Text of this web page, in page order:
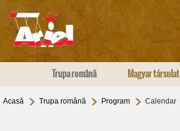
Trupa română Magyar társulat
Acasă Trupa română Program Calendar